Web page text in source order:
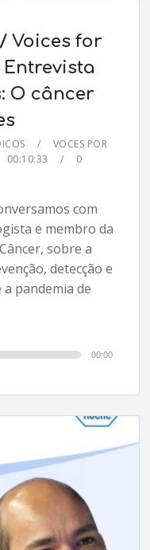
Voices for
Entrevista
O câncer
VOCES POR
00:10:33
0
com
e membro da
sobre a
detecção e
pandemia de
00:00